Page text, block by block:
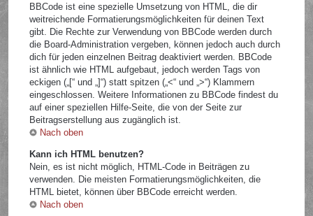
BBCode ist eine spezielle Umsetzung von HTML, die dir
weitreichende Formatierungsmöglichkeiten für deinen Text
gibt. Die Rechte zur Verwendung von BBCode werden durch
die Board-Administration vergeben, können jedoch auch durch
dich für jeden einzelnen Beitrag deaktiviert werden. BBCode
ist ähnlich wie HTML aufgebaut, jedoch werden Tags von
eckigen („[“ und „]“) statt spitzen („<“ und „>“) Klammern
eingeschlossen. Weitere Informationen zu BBCode findest du
auf einer speziellen Hilfe-Seite, die von der Seite zur
Beitragserstellung aus zugänglich ist.
Nach oben
Kann ich HTML benutzen?
Nein, es ist nicht möglich, HTML-Code in Beiträgen zu
verwenden. Die meisten Formatierungsmöglichkeiten, die
HTML bietet, können über BBCode erreicht werden.
Nach oben